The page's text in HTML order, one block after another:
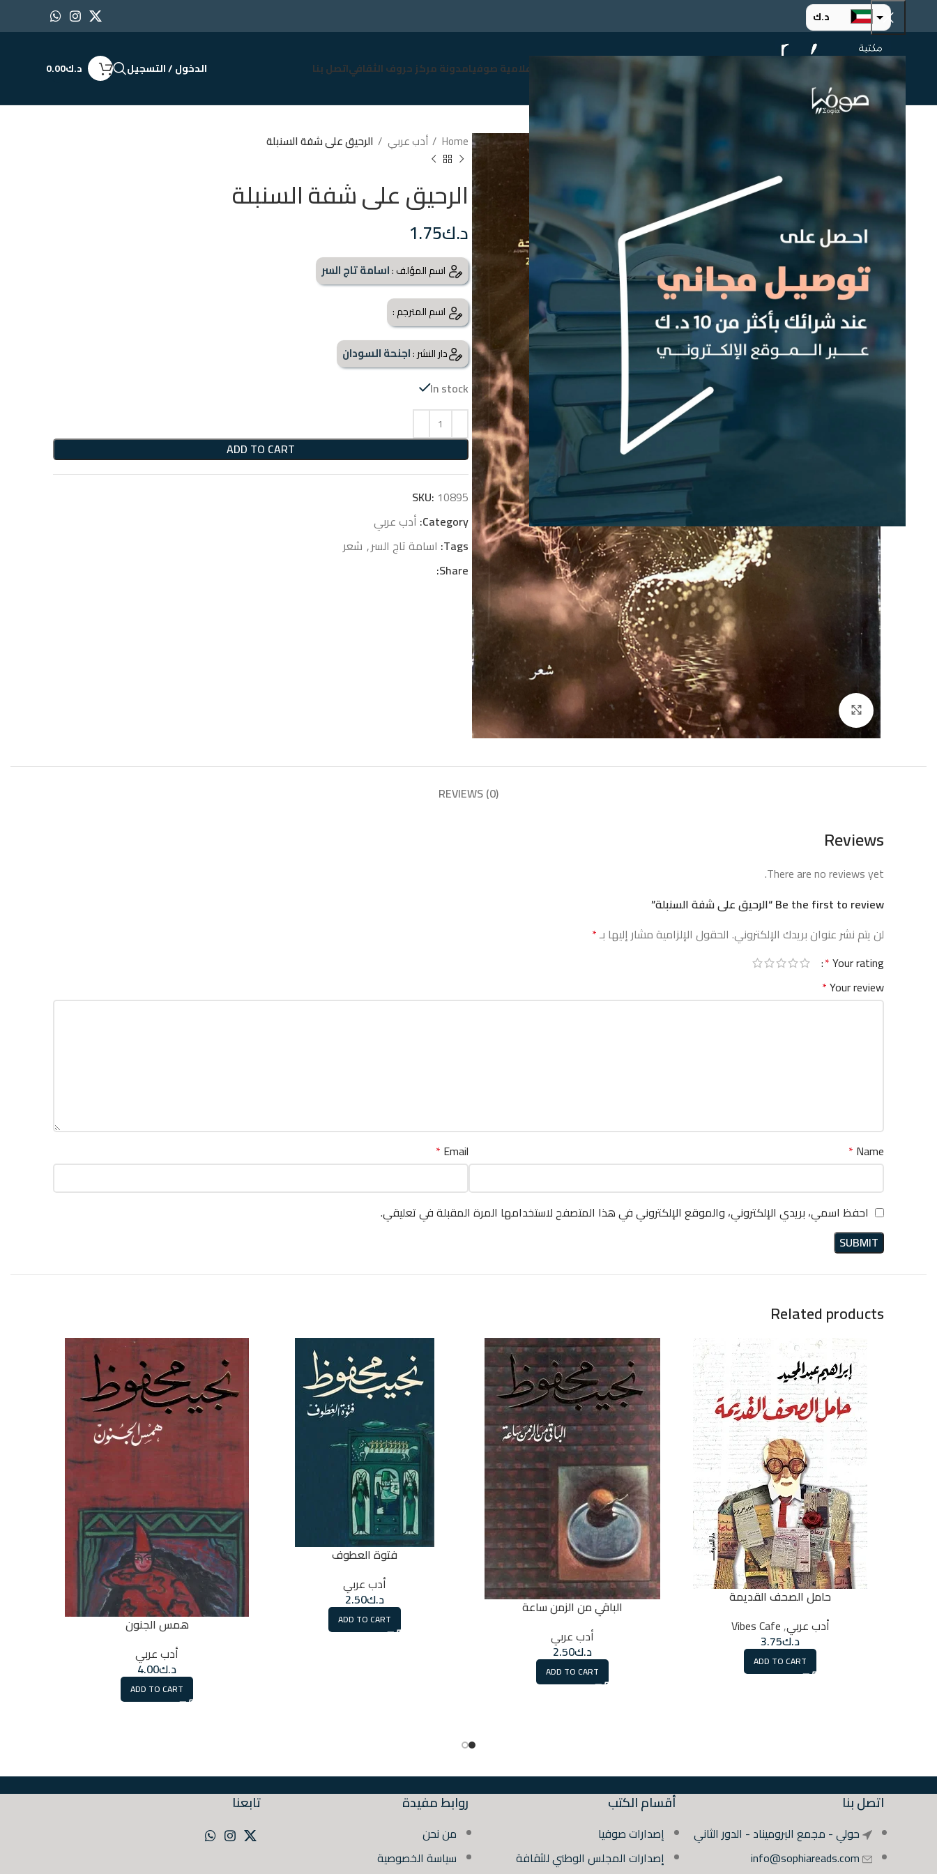
د.ك
د.إ
ر.ق
الرئيسية إعلامية صوفيامدونة مركز حروف الثقافياتصل بنا الدخول / التسجيل د.ك0.00
إضغط للتكبير
Home أدب عربي الرحيق على شفة السنبلة
الرحيق على شفة السنبلة
د.ك1.75
اسم المؤلف :اسامة تاج السر
اسم المترجم :
دار النشر :اجنحة السودان
In stock
ADD TO CART
SKU: 10895
Category: أدب عربي
Tags: اسامة تاج السر, شعر
Share:
REVIEWS (0)
Reviews
There are no reviews yet.
Be the first to review “الرحيق على شفة السنبلة”
لن يتم نشر عنوان بريدك الإلكتروني. الحقول الإلزامية مشار إليها بـ*
Your rating
*
Your review
*
Name
*
Email
*
احفظ اسمي، بريدي الإلكتروني، والموقع الإلكتروني في هذا المتصفح لاستخدامها المرة المقبلة في تعليقي.
Related products
حامل الصحف القديمة
أدب عربي,
Vibes Cafe
د.ك3.75
ADD TO CART
الباقي من الزمن ساعة
أدب عربي
د.ك2.50
ADD TO CART
فتوة العطوف
أدب عربي
د.ك2.50
ADD TO CART
همس الجنون
أدب عربي
د.ك4.00
ADD TO CART
اتصل بنا
حولي - مجمع البروميناد - الدور الثاني
info@sophiareads.com
أقسام الكتب
إصدارات صوفيا
إصدارات المجلس الوطني للثقافة
روابط مفيدة
من نحن
سياسة الخصوصية
تابعنا